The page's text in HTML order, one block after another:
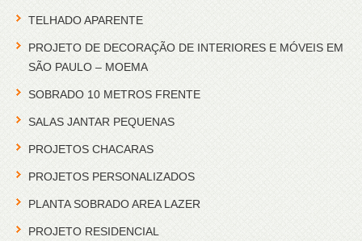
TELHADO APARENTE
PROJETO DE DECORAÇÃO DE INTERIORES E MÓVEIS EM
SÃO PAULO – MOEMA
SOBRADO 10 METROS FRENTE
SALAS JANTAR PEQUENAS
PROJETOS CHACARAS
PROJETOS PERSONALIZADOS
PLANTA SOBRADO AREA LAZER
PROJETO RESIDENCIAL